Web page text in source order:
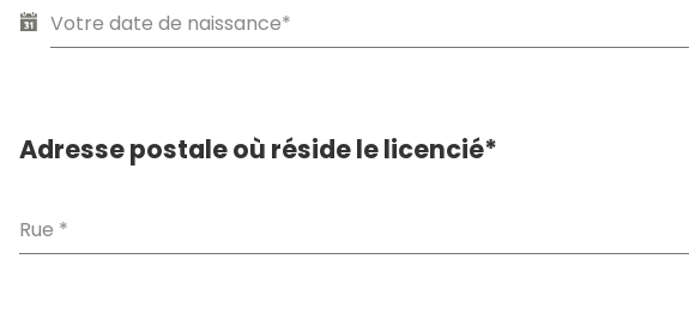
Adresse postale où réside le licencié*
Rue *